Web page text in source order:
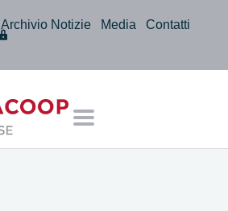
Archivio Notizie Media Contatti